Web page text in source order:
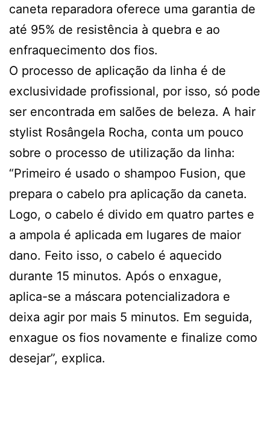
caneta reparadora oferece uma garantia de
até 95% de resistência à quebra e ao
enfraquecimento dos fios.
O processo de aplicação da linha é de
exclusividade profissional, por isso, só pode
ser encontrada em salões de beleza. A hair
stylist Rosângela Rocha, conta um pouco
sobre o processo de utilização da linha:
“Primeiro é usado o shampoo Fusion, que
prepara o cabelo pra aplicação da caneta.
Logo, o cabelo é divido em quatro partes e
a ampola é aplicada em lugares de maior
dano. Feito isso, o cabelo é aquecido
durante 15 minutos. Após o enxague,
aplica-se a máscara potencializadora e
deixa agir por mais 5 minutos. Em seguida,
enxague os fios novamente e finalize como
desejar”, explica.